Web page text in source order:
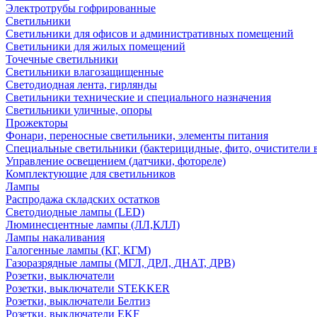
Электротрубы гофрированные
Светильники
Светильники для офисов и административных помещений
Светильники для жилых помещений
Точечные светильники
Светильники влагозащищенные
Светодиодная лента, гирлянды
Светильники технические и специального назначения
Светильники уличные, опоры
Прожекторы
Фонари, переносные светильники, элементы питания
Специальные светильники (бактерицидные, фито, очистители
Управление освещением (датчики, фотореле)
Комплектующие для светильников
Лампы
Распродажа складских остатков
Светодиодные лампы (LED)
Люминесцентные лампы (ЛЛ,КЛЛ)
Лампы накаливания
Галогенные лампы (КГ, КГМ)
Газоразрядные лампы (МГЛ, ДРЛ, ДНАТ, ДРВ)
Розетки, выключатели
Розетки, выключатели STEKKER
Розетки, выключатели Белтиз
Розетки, выключатели EKF